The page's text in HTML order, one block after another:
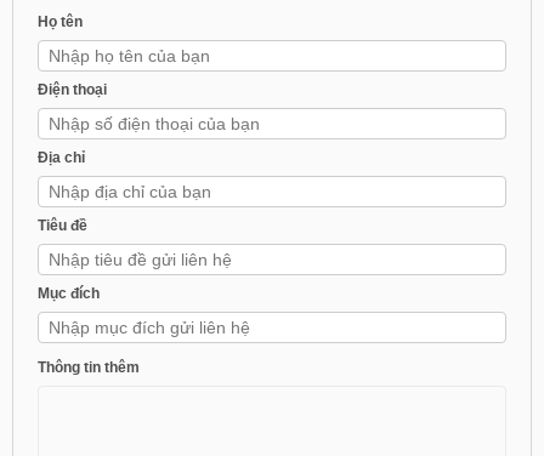
Họ tên
Điện thoại
Địa chỉ
Tiêu đề
Mục đích
Thông tin thêm